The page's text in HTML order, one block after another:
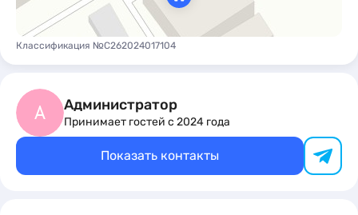
Классификация №С262024017104
А Администратор
Принимает гостей с 2024 года
Показать контакты